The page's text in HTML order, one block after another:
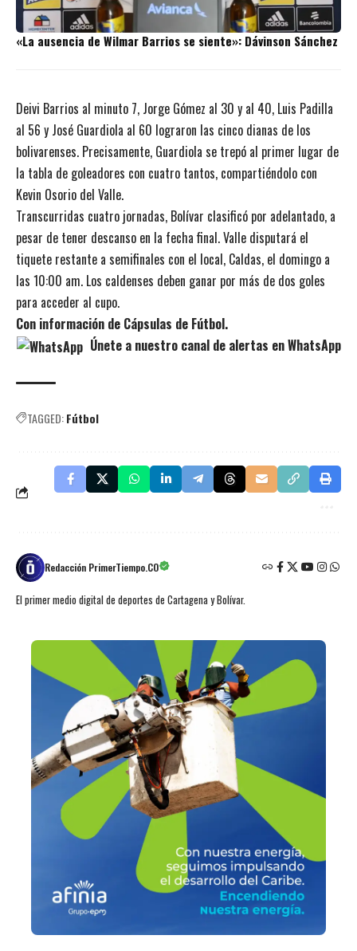
«La ausencia de Wilmar Barrios se siente»: Dávinson Sánchez
Deivi Barrios al minuto 7, Jorge Gómez al 30 y al 40, Luis Padilla
al 56 y José Guardiola al 60 lograron las cinco dianas de los
bolivarenses. Precisamente, Guardiola se trepó al primer lugar de
la tabla de goleadores con cuatro tantos, compartiéndolo con
Kevin Osorio del Valle.
Transcurridas cuatro jornadas, Bolívar clasificó por adelantado, a
pesar de tener descanso en la fecha final. Valle disputará el
tiquete restante a semifinales con el local, Caldas, el domingo a
las 10:00 am. Los caldenses deben ganar por más de dos goles
para acceder al cupo.
Con información de Cápsulas de Fútbol.
Únete a nuestro canal de alertas en WhatsApp
TAGGED:Fútbol
Redacción PrimerTiempo.CO
El primer medio digital de deportes de Cartagena y Bolívar.